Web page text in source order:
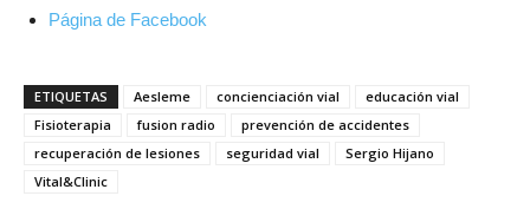
Página de Facebook
ETIQUETAS Aesleme concienciación vial
educación vial
Fisioterapia
fusion radio
prevención de accidentes
recuperación de lesiones
seguridad vial
Sergio Hijano
Vital&Clinic